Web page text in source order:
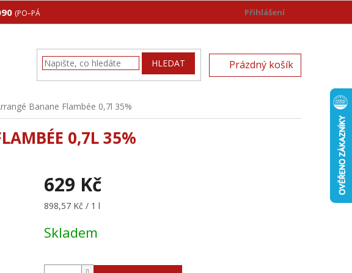
(PO–PÁ 8:00–17:00) Přihlášení
HLEDAT
NÁKUPNÍ
KOŠÍK
Prázdný košík
Banane Flambée 0,7l 35%
0,7L 35%
629 Kč
Měrná
898,57 Kč / 1 l
Skladem